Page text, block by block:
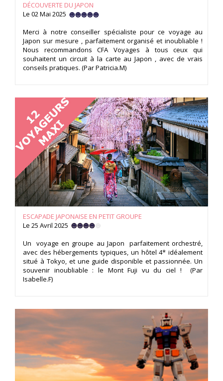
DÉCOUVERTE DU JAPON
Le 02 Mai 2025
Merci à notre conseiller spécialiste pour ce voyage au
Japon sur mesure , parfaitement organisé et inoubliable !
Nous recommandons CFA Voyages à tous ceux qui
souhaitent un circuit à la carte au Japon , avec de vrais
conseils pratiques. (Par Patricia.M)
ESCAPADE JAPONAISE EN PETIT GROUPE
Le 25 Avril 2025
Un voyage en groupe au Japon parfaitement orchestré,
avec des hébergements typiques, un hôtel 4* idéalement
situé à Tokyo, et une guide disponible et passionnée. Un
souvenir inoubliable : le Mont Fuji vu du ciel ! (Par
Isabelle.F)